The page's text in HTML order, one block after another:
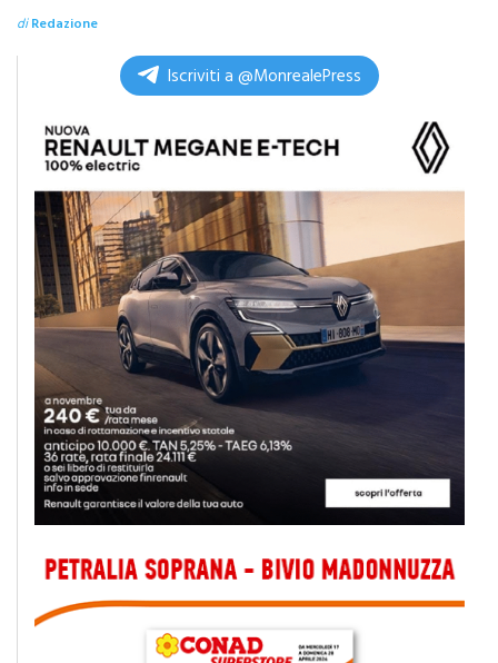
ritira dal Masters 1000 di Cincinnati
di